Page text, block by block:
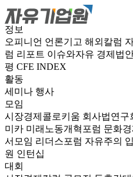
정보
오피니언 언론기고 해외칼럼
럼 리포트 이슈와자유 경제법
평 CFE INDEX
활동
세미나 행사
모임
시장경제콜로키움 회사법연구
미카 미래노동개혁포럼 문화
서모임 리더스포럼 자유주의
원 인턴십
대회